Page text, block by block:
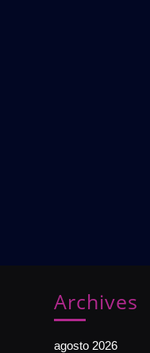
Archives
agosto 2026